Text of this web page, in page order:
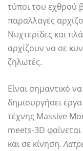
τύποι του εχθρού
παραλλαγές
Νυχτερίδες και
αρχίζουν να σε
ζηλωτές.
Είναι σημαντικό
δημιουργήσει
τέχνης Massive
meets-3D
και σε κίνηση.